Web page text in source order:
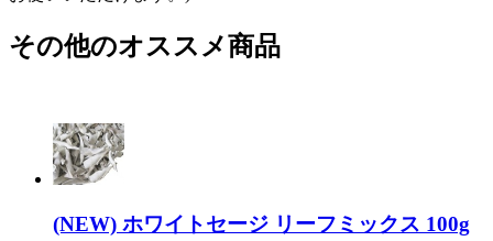
その他のオススメ商品
(NEW) ホワイトセージ リーフミックス 100g